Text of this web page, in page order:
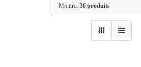
Montrer 36 produits